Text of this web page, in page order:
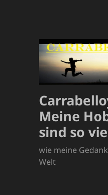
Meine
sind so
wie meine
Welt